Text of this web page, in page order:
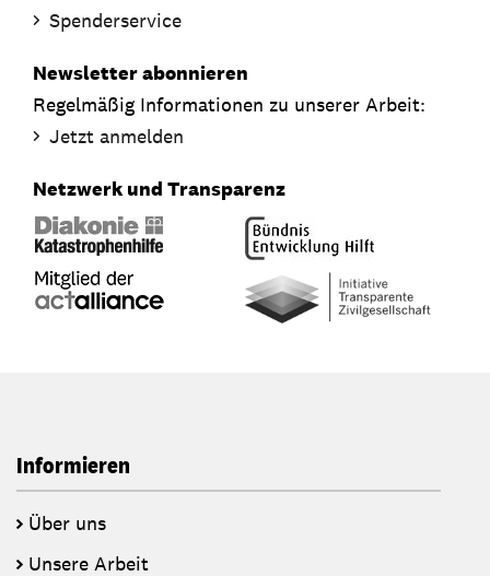
Spenderservice
Newsletter abonnieren
Regelmäßig Informationen zu unserer Arbeit:
Jetzt anmelden
Netzwerk und Transparenz
Informieren
Über uns
Unsere Arbeit